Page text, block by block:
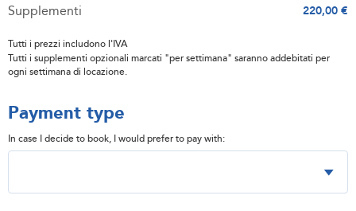
Supplementi 220,00 €
Tutti i prezzi includono l'IVA
Tutti i supplementi opzionali marcati "per settimana" saranno addebitati per
ogni settimana di locazione.
Payment type
In case I decide to book, I would prefer to pay with: